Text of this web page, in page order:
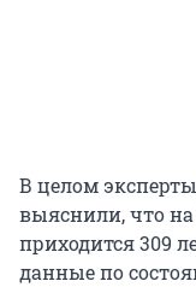
В целом
выяснили, что
приходится 309
данные по